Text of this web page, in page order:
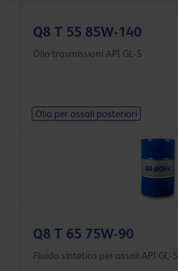
Q8 T 55 85W-140
Olio trasmissioni API GL-5
Olio per assali posteriori
Q8 T 65 75W-90
Fluido sintetico per assali API GL-5